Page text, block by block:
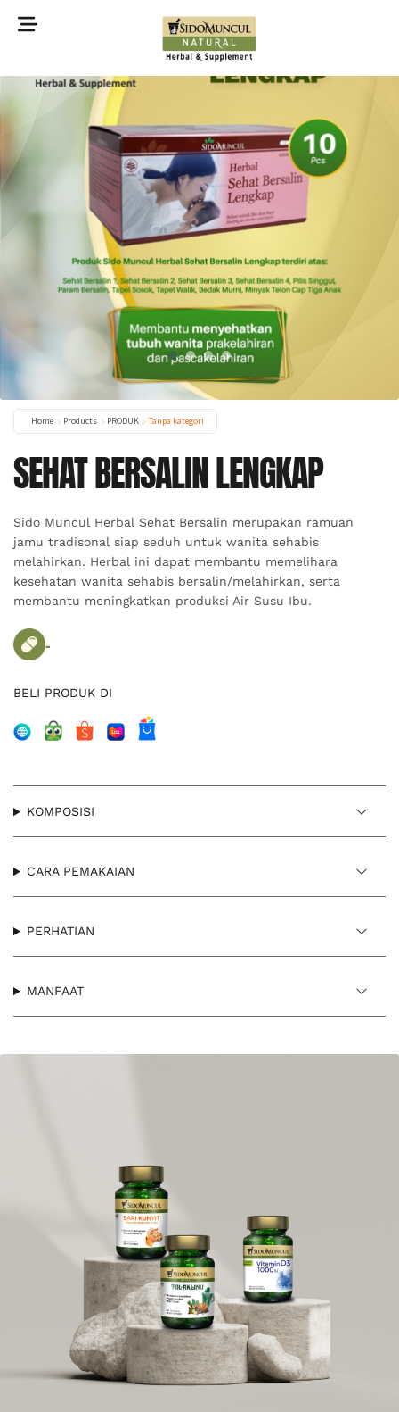
©2022 Sidomuncul Natural All right reserved
1 2 3 4
Home Products PRODUK Tanpa kategori
SEHAT BERSALIN LENGKAP
Sido Muncul Herbal Sehat Bersalin merupakan ramuan
jamu tradisonal siap seduh untuk wanita sehabis
melahirkan. Herbal ini dapat membantu memelihara
kesehatan wanita sehabis bersalin/melahirkan, serta
membantu meningkatkan produksi Air Susu Ibu.
-
BELI PRODUK DI
KOMPOSISI
CARA PEMAKAIAN
PERHATIAN
MANFAAT